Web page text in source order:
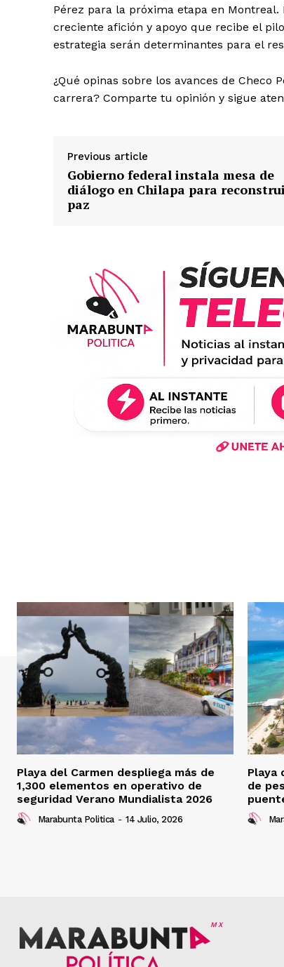
Pérez para la próxima etapa en
creciente afición y apoyo que recibe el
estrategia serán determinantes para el
¿Qué opinas sobre los avances de
carrera? Comparte tu opinión y sigue
Previous article
Gobierno federal instala mesa de
diálogo en Chilapa para
paz
Playa del Carmen despliega más de
1,300 elementos en operativo de
seguridad Verano Mundialista 2026
Marabunta Politica - 14 Julio, 2026
Playa
de
MX